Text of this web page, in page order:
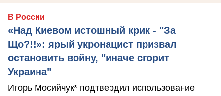
В России
«Над Киевом истошный крик - "За
Що?!!»: ярый укронацист призвал
остановить войну, "иначе сгорит
Украина"
Игорь Мосийчук* подтвердил использование